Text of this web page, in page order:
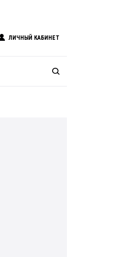
ЛИЧНЫЙ КАБИНЕТ